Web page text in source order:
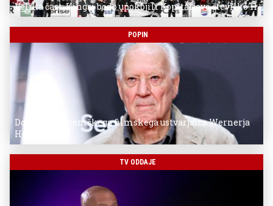
Velika čast: Kingsi bodo upokojili Kopitarjevo številko 11
POPIN
Donostia za nemškega filmskega ustvarjalca Wernerja
Herzoga
TV ODDAJE